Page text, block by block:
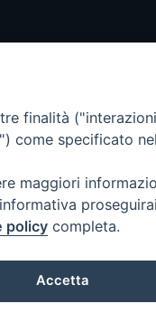
finalità
come specificato
maggiori
policy completa.
Accetta